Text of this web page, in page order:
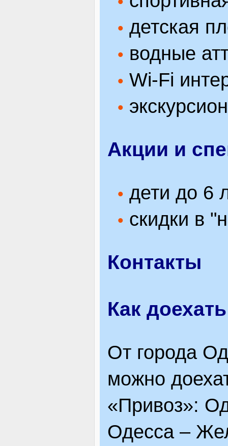
• детская
• водные
• Wi-Fi
•
Акции и
• дети до 6
• скидки в
Контакты
Как доехать
От города
можно
«Привоз»:
Одесса –